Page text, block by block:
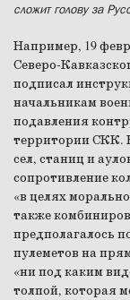
сложит голову за
Например, 19
Северо-
подписал
начальникам
подавления
территории СКК.
сел, станиц и
сопротивление
«в целях
также
предполагалось
пулеметов на
«ни под каким
толпой, которая